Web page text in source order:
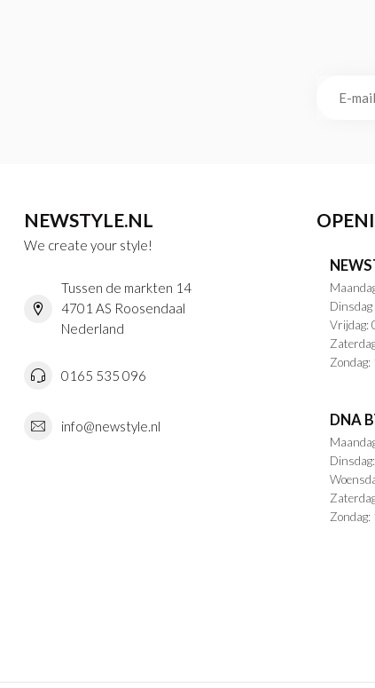
NEWSTYLE.NL
We create your style!
Tussen de markten 14
4701 AS Roosendaal
Nederland
0165 535 096
info@newstyle.nl
Vrijdag:
DNA